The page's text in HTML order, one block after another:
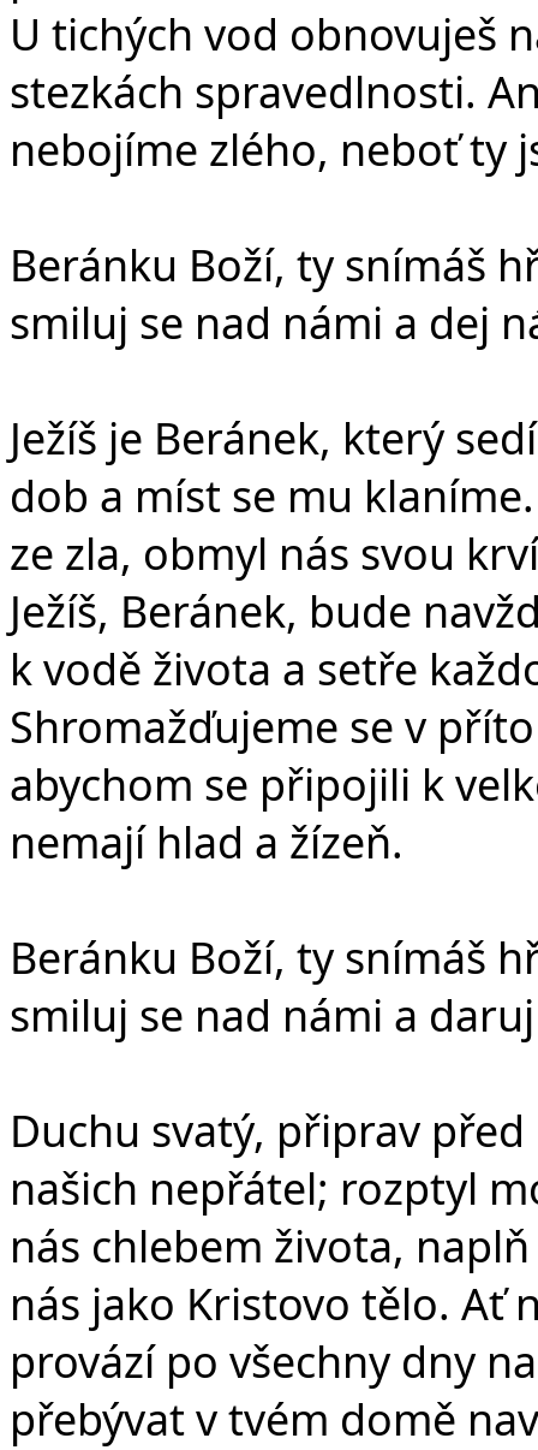
U tichých vod obnovuješ
stezkách spravedlnosti.
nebojíme zlého, neboť ty
Beránku Boží, ty snímáš
smiluj se nad námi a dej
Ježíš je Beránek, který
dob a míst se mu
ze zla, obmyl nás svou
Ježíš, Beránek, bude
k vodě života a setře
Shromažďujeme se v
abychom se připojili k
nemají hlad a žízeň.
Beránku Boží, ty snímáš
smiluj se nad námi a
Duchu svatý, připrav
našich nepřátel; rozptyl
nás chlebem života,
nás jako Kristovo tělo. Ať
provází po všechny dny
přebývat v tvém domě